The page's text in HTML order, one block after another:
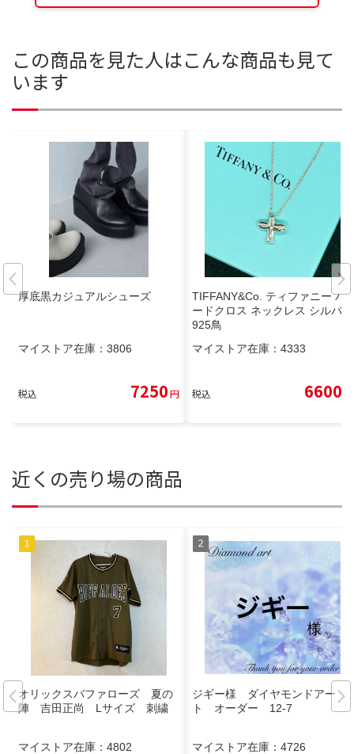
この商品を見た人はこんな商品も見て
います
厚底黒カジュアルシューズ
マイストア在庫： 3806
税込 7250円
TIFFANY&Co. ティファニー バ
ードクロス ネックレス シルバー
925鳥
マイストア在庫： 4333
税込 6600
近くの売り場の商品
オリックスバファローズ 夏の
陣 吉田正尚 Lサイズ 刺繍
マイストア在庫： 4802
ジギー様 ダイヤモンドアー
ト オーダー 12-7
マイストア在庫： 4726